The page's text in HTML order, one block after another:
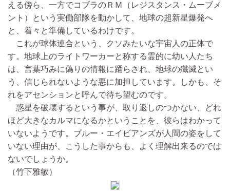
える傍ら、一方でコブラのＲＭ（レジスタンス・ムーブメ
ント）という実働部隊を動かして、地球の超新星爆発へ
と、着々と準備しているわけです。
これが球体連合という、クソみたいな宇宙人の正体で
す。地球上のライトワーカーと称する霊的に幼い人たち
は、言葉巧みに偽りの情報に踊らされ、地球の殲滅とい
う、信じられないような悪に加担しています。しかも、そ
れをアセンションと呼んで待ち望むのです。
惑星を破壊するという事が、取り返しのつかない、どれ
ほど大きなカルマになるかということを、彼らはわかって
いないようです。ブルー・エイビアンズが人間の姿をして
いない理由が、こうした事からも、よく理解出来るのでは
ないでしょうか。
（竹下雅敏）